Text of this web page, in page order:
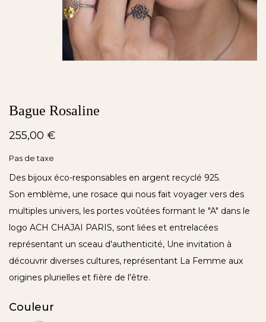
Bague Rosaline
255,00 €
Pas de taxe
Des bijoux éco-responsables en argent recyclé 925.
Son emblème, une rosace qui nous fait voyager vers des
multiples univers, les portes voûtées formant le "A" dans le
logo ACH CHAJAI PARIS, sont liées et entrelacées
représentant un sceau d'authenticité, Une invitation à
découvrir diverses cultures, représentant La Femme aux
origines plurielles et fière de l'être.
Couleur